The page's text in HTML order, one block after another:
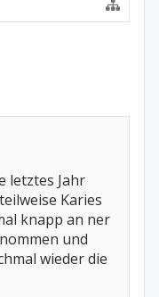
letztes Jahr
Karies
knapp an ner
und
wieder die